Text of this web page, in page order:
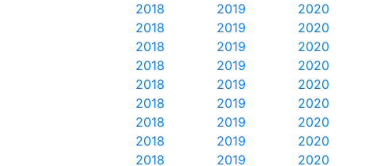
2020
2020
2020
2020
2020
2020
2020
2020
2020
2019
2019
2019
2019
2019
2019
2019
2019
2019
2018
2018
2018
2018
2018
2018
2018
2018
2018